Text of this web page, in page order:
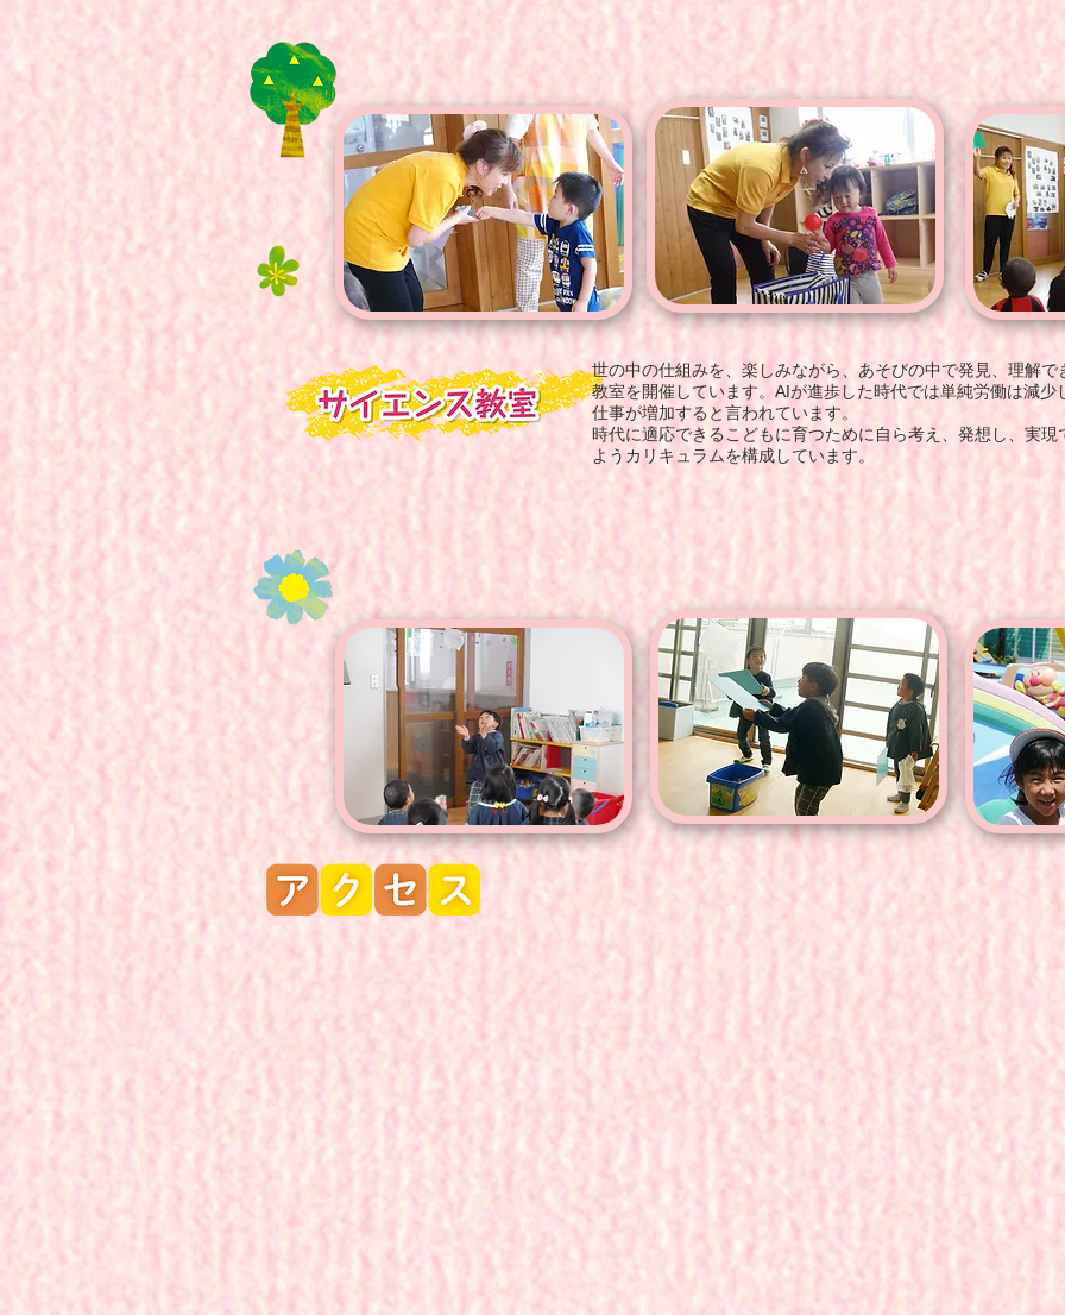
世の中の仕組みを、楽しみながら、あそびの中で発見、理解で
教室を開催しています。AIが進歩した時代では単純労働は減少
仕事が増加すると言われています。
時代に適応できるこどもに育つために自ら考え、発想し、実現
ようカリキュラムを構成しています。